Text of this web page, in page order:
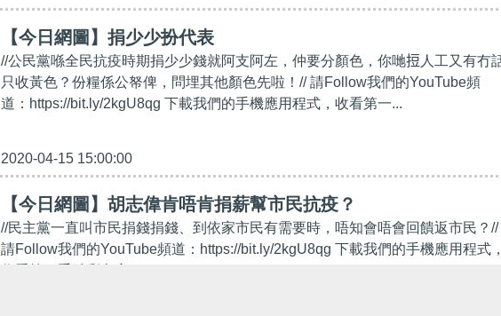
【今日網圖】捐少少扮代表
//公民黨喺全民抗疫時期捐少少錢就阿支阿左，仲要分顏色，你哋𢭃人工又有冇
只收黃色？份糧係公帑俾，問埋其他顏色先啦！// 請Follow我們的YouTube頻
道：https://bit.ly/2kgU8qg 下載我們的手機應用程式，收看第一...
2020-04-15 15:00:00
【今日網圖】胡志偉肯唔肯捐薪幫市民抗疫？
//民主黨一直叫市民捐錢捐錢、到依家市民有需要時，唔知會唔會回饋返市民？//
請Follow我們的YouTube頻道：https://bit.ly/2kgU8qg 下載我們的手機應用程式